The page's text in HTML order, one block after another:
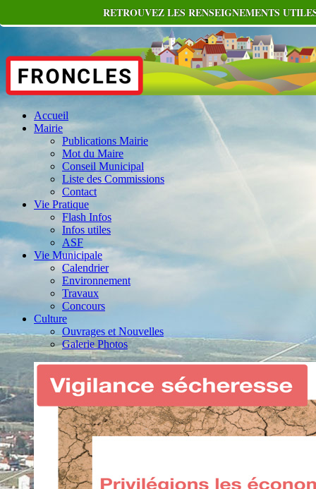
Accueil
Mairie
Publications Mairie
Mot du Maire
Conseil Municipal
Liste des Commissions
Contact
Vie Pratique
Flash Infos
Infos utiles
ASF
Vie Municipale
Calendrier
Environnement
Travaux
Concours
Culture
Ouvrages et Nouvelles
Galerie Photos
RETROUVEZ LES RENSEIGNEMENTS